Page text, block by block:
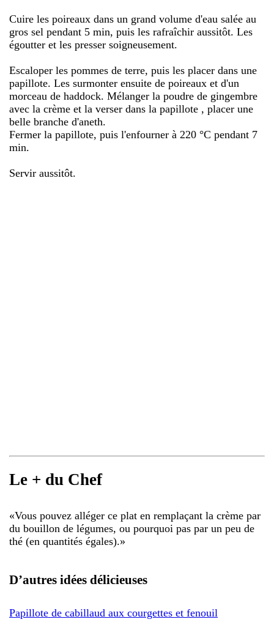
Cuire les poireaux dans un grand volume d'eau salée au
gros sel pendant 5 min, puis les rafraîchir aussitôt. Les
égoutter et les presser soigneusement.
Escaloper les pommes de terre, puis les placer dans une
papillote. Les surmonter ensuite de poireaux et d'un
morceau de haddock. Mélanger la poudre de gingembre
avec la crème et la verser dans la papillote , placer une
belle branche d'aneth.
Fermer la papillote, puis l'enfourner à 220 °C pendant 7
min.
Servir aussitôt.
Le + du Chef
«Vous pouvez alléger ce plat en remplaçant la crème par
du bouillon de légumes, ou pourquoi pas par un peu de
thé (en quantités égales).»
D’autres idées délicieuses
Papillote de cabillaud aux courgettes et fenouil